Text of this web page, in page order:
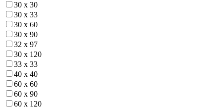
30 х 30
30 х 33
30 х 60
30 х 90
32 х 97
30 х 120
33 х 33
40 х 40
60 х 60
60 х 90
60 х 120